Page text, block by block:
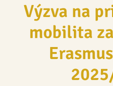
Výzva na
mobilita